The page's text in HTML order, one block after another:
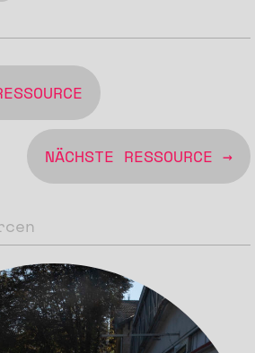
NÄCHSTE RESSOURCE →